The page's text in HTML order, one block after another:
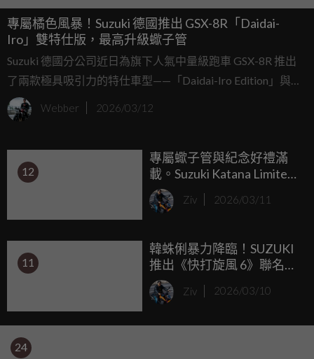
專屬橘色風暴！Suzuki 德國推出 GSX-8R「Daidai-
Iro」雙特仕版，最高升級蠍子管
Suzuki 德國分公司近日為旗下人氣中量級跑車 GSX-8R 推出
了兩款極具吸引力的特仕車型——「Daidai-Iro Edition」與
「Daidai-Iro Power Edition」。「Daidai-Iro」在日文中即為
「橘色」之意，這兩款特仕車皆換上了亮眼的「Glass Blaze
色做出鮮明區隔。除了吸睛外觀，原廠更奉上了誠意滿滿的
升級配件！
Webber 2026/03/12
12
專屬蠍子管與紀念好禮滿
載。Suzuki Katana Limited
Edition 限量 45 台登場，
But，只有德國能擁有！
Ziv 2026/03/11
11
韓蛛俐暴力降臨！SUZUKI
推出《快打旋風 6》聯名版
Hayabusa 噴發惡女本色
Ziv 2026/03/10
24